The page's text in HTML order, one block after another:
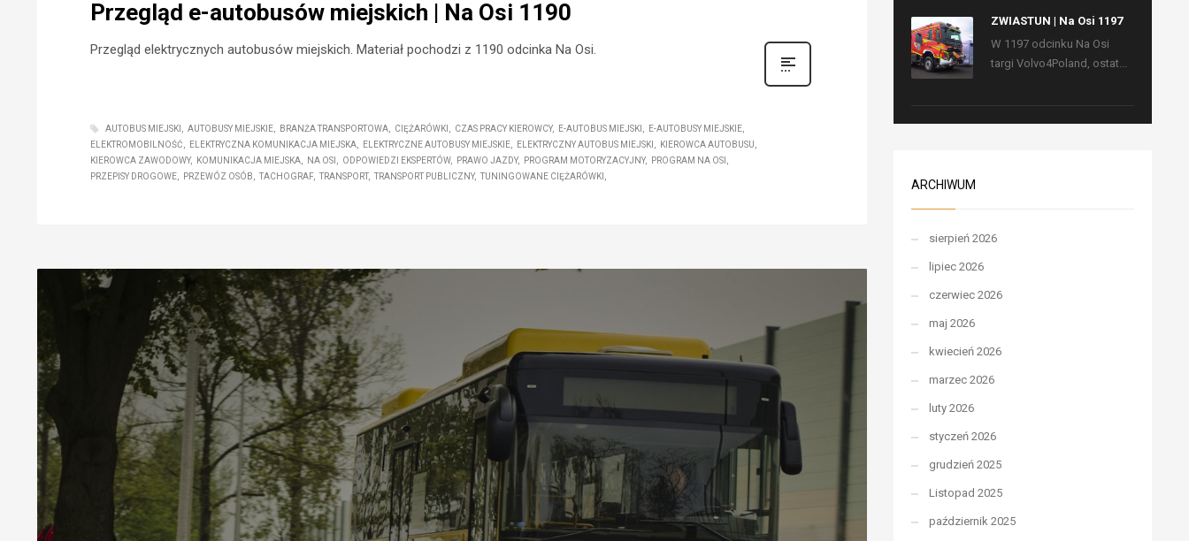
Przegląd e-autobusów miejskich | Na Osi 1190
Przegląd elektrycznych autobusów miejskich. Materiał pochodzi z 1190 odcinka Na Osi.
AUTOBUS MIEJSKI AUTOBUSY MIEJSKIE BRANŻA TRANSPORTOWA CIĘŻARÓWKI CZAS PRACY KIEROWCY E-AUTOBUS MIEJSKI
E-AUTOBUSY MIEJSKIE
ELEKTROMOBILNOŚĆ
ELEKTRYCZNA KOMUNIKACJA MIEJSKA ELEKTRYCZNE AUTOBUSY MIEJSKIE ELEKTRYCZNY AUTOBUS MIEJSKI
KIEROWCA AUTOBUSU
KIEROWCA ZAWODOWY
KOMUNIKACJA MIEJSKA NA OSI ODPOWIEDZI EKSPERTÓW PRAWO JAZDY PROGRAM MOTORYZACYJNY
PROGRAM NA OSI
PRZEPISY DROGOWE
PRZEWÓZ OSÓB TACHOGRAF TRANSPORT TRANSPORT PUBLICZNY TUNINGOWANE CIĘŻARÓWKI
ZWIASTUN | Na Osi 1197
W 1197 odcinku Na Osi
targi Volvo4Poland, ostat...
ARCHIWUM
sierpień 2026
lipiec 2026
czerwiec 2026
maj 2026
kwiecień 2026
marzec 2026
luty 2026
styczeń 2026
grudzień 2025
Listopad 2025
październik 2025